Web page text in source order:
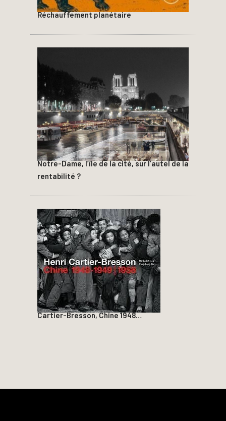
Réchauffement planétaire
Notre-Dame, l’île de la cité, sur l’autel de la
rentabilité ?
Cartier-Bresson, Chine 1948…